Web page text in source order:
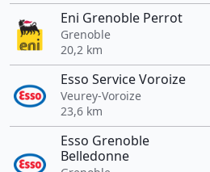
Eni Grenoble Perrot
Grenoble
20,2 km
Esso Service Voroize
Veurey-Voroize
23,6 km
Esso Grenoble
Belledonne